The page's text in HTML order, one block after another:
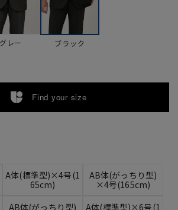
グレー ブラック
Find your size
A体(標準型)×4号(1
65cm)
AB体(がっちり型)
×4号(165cm)
AB体(がっちり型)
A体(標準型)×6号(1